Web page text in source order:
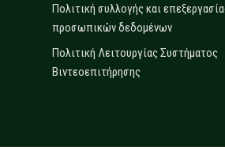
Πολιτική συλλογής και
προσωπικών δεδομένων
Πολιτική Λειτουργίας Συστήματος
Βιντεοεπιτήρησης